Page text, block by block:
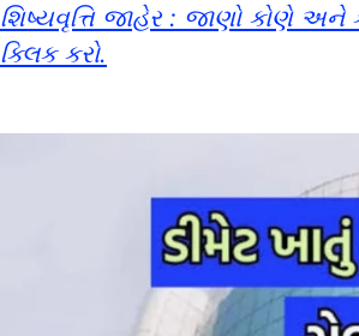
શિષ્યવૃત્તિ જાહેર : જાણો કોણે અને
ક્લિક કરો.